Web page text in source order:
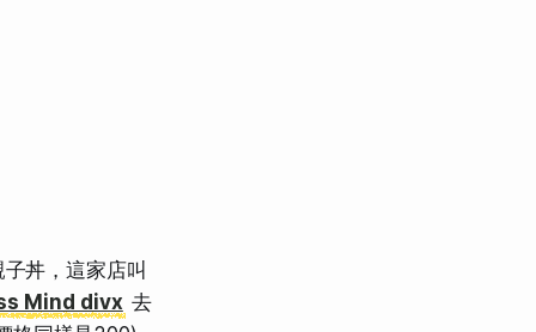
丼，這家店叫
Mind divx 去